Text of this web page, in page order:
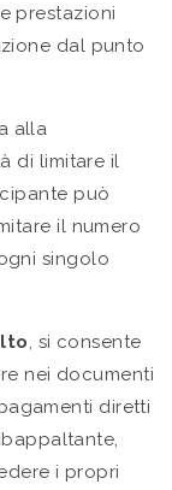
prestazioni
dal punto
alla
di limitare il
può
il numero
singolo
, si consente
nei documenti
diretti
i propri